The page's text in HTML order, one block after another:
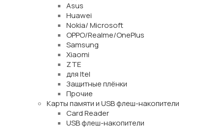
Asus
Huawei
Nokia/ Microsoft
OPPO/Realme/OnePlus
Samsung
Xiaomi
ZTE
для Itel
Защитные плёнки
Прочие
Карты памяти и USB флеш-накопители
Card Reader
USB флеш-накопители